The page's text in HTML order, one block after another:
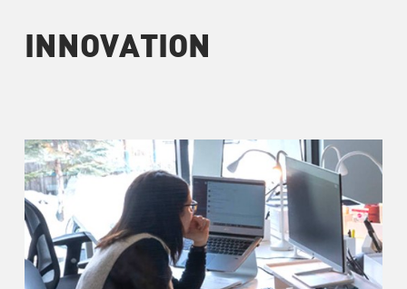
INNOVATION